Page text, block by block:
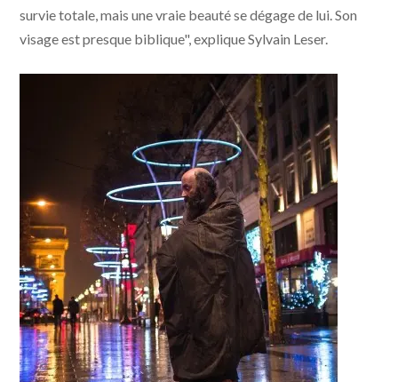
survie totale, mais une vraie beauté se dégage de lui. Son
visage est presque biblique", explique Sylvain Leser.